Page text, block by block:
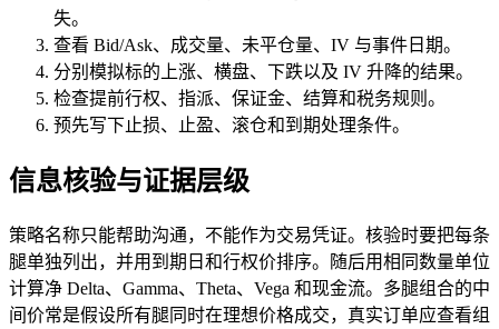
失。
查看 Bid/Ask、成交量、未平仓量、IV 与事件日期。
分别模拟标的上涨、横盘、下跌以及 IV 升降的结果。
检查提前行权、指派、保证金、结算和税务规则。
预先写下止损、止盈、滚仓和到期处理条件。
信息核验与证据层级
策略名称只能帮助沟通，不能作为交易凭证。核验时要把每条
腿单独列出，并用到期日和行权价排序。随后用相同数量单位
计算净 Delta、Gamma、Theta、Vega 和现金流。多腿组合的中
间价常是假设所有腿同时在理想价格成交，真实订单应查看组